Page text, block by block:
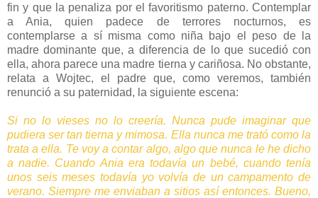
fin y que la penaliza por el favoritismo paterno. Contemplar
a Ania, quien padece de terrores nocturnos, es
contemplarse a sí misma como niña bajo el peso de la
madre dominante que, a diferencia de lo que sucedió con
ella, ahora parece una madre tierna y cariñosa. No obstante,
relata a Wojtec, el padre que, como veremos, también
renunció a su paternidad, la siguiente escena:
Si no lo vieses no lo creería. Nunca pude imaginar que
pudiera ser tan tierna y mimosa. Ella nunca me trató como la
trata a ella. Te voy a contar algo, algo que nunca le he dicho
a nadie. Cuando Ania era todavía un bebé, cuando tenía
unos seis meses todavía yo volvía de un campamento de
verano. Siempre me enviaban a sitios así entonces. Bueno,